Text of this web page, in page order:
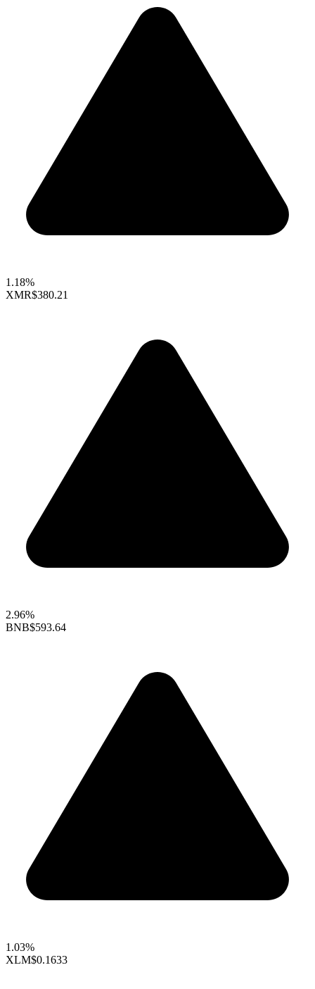
1.18%
XMR$380.21
2.96%
BNB$593.64
1.03%
XLM$0.1633